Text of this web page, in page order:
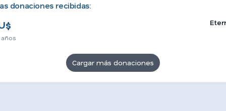
donaciones recibidas:
Cargar más donaciones